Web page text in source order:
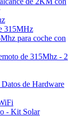
315MHz
para coche con
de 315Mhz - 2
de Hardware
- Kit Solar